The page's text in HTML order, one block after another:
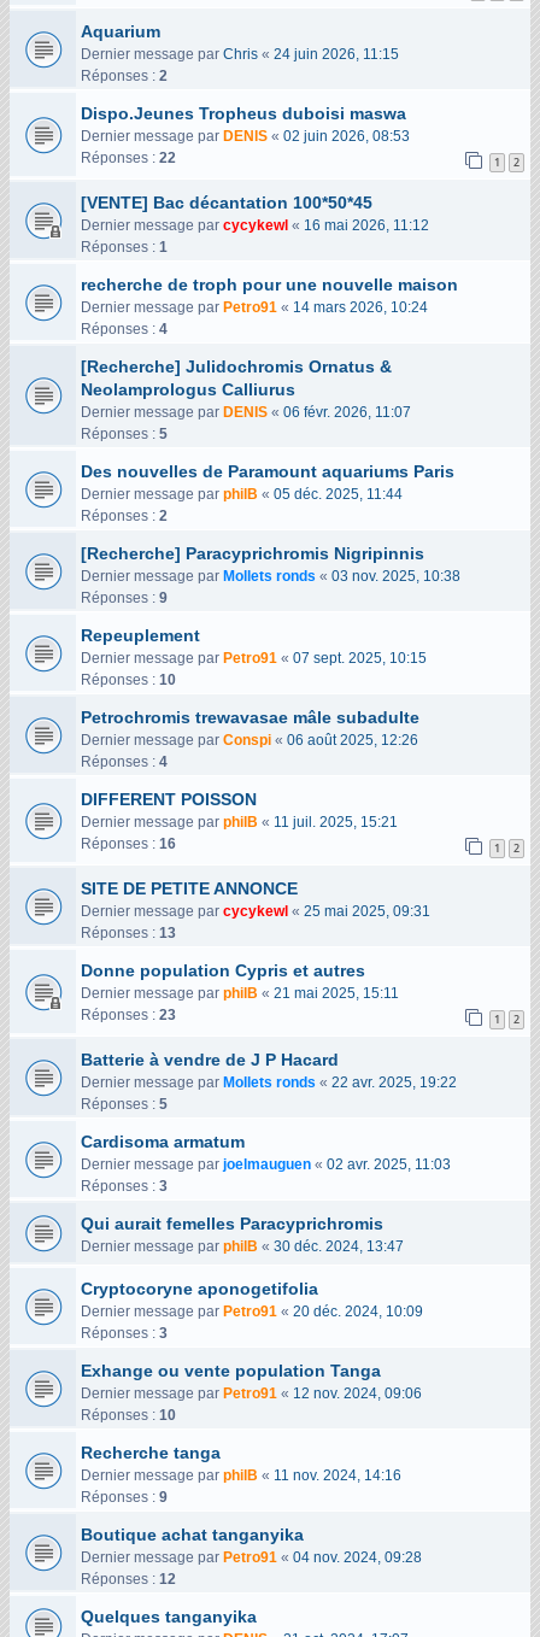
Aquarium
Dernier message par Chris « 24 juin 2026, 11:15
Réponses : 2
Dispo.Jeunes Tropheus duboisi maswa
Dernier message par DENIS « 02 juin 2026, 08:53
Réponses : 22 1 2
[VENTE] Bac décantation 100*50*45
Dernier message par cycykewl « 16 mai 2026, 11:12
Réponses : 1
recherche de troph pour une nouvelle maison
Dernier message par Petro91 « 14 mars 2026, 10:24
Réponses : 4
[Recherche] Julidochromis Ornatus &
Neolamprologus Calliurus
Dernier message par DENIS « 06 févr. 2026, 11:07
Réponses : 5
Des nouvelles de Paramount aquariums Paris
Dernier message par philB « 05 déc. 2025, 11:44
Réponses : 2
[Recherche] Paracyprichromis Nigripinnis
Dernier message par Mollets ronds « 03 nov. 2025, 10:38
Réponses : 9
Repeuplement
Dernier message par Petro91 « 07 sept. 2025, 10:15
Réponses : 10
Petrochromis trewavasae mâle subadulte
Dernier message par Conspi « 06 août 2025, 12:26
Réponses : 4
DIFFERENT POISSON
Dernier message par philB « 11 juil. 2025, 15:21
Réponses : 16 1 2
SITE DE PETITE ANNONCE
Dernier message par cycykewl « 25 mai 2025, 09:31
Réponses : 13
Donne population Cypris et autres
Dernier message par philB « 21 mai 2025, 15:11
Réponses : 23 1 2
Batterie à vendre de J P Hacard
Dernier message par Mollets ronds « 22 avr. 2025, 19:22
Réponses : 5
Cardisoma armatum
Dernier message par joelmauguen « 02 avr. 2025, 11:03
Réponses : 3
Qui aurait femelles Paracyprichromis
Dernier message par philB « 30 déc. 2024, 13:47
Cryptocoryne aponogetifolia
Dernier message par Petro91 « 20 déc. 2024, 10:09
Réponses : 3
Exhange ou vente population Tanga
Dernier message par Petro91 « 12 nov. 2024, 09:06
Réponses : 10
Recherche tanga
Dernier message par philB « 11 nov. 2024, 14:16
Réponses : 9
Boutique achat tanganyika
Dernier message par Petro91 « 04 nov. 2024, 09:28
Réponses : 12
Quelques tanganyika